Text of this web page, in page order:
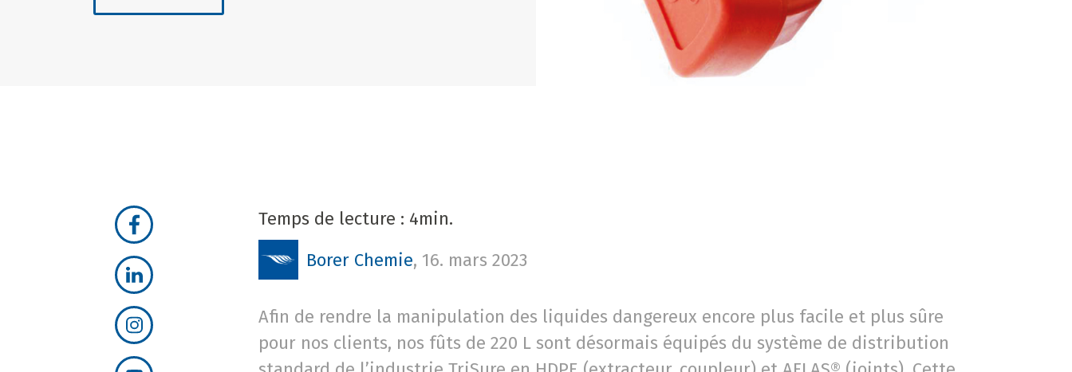
Temps de lecture : 4min.
Borer Chemie, 16. mars 2023
Afin de rendre la manipulation des liquides dangereux encore plus facile et plus sûre
pour nos clients, nos fûts de 220 L sont désormais équipés du système de distribution